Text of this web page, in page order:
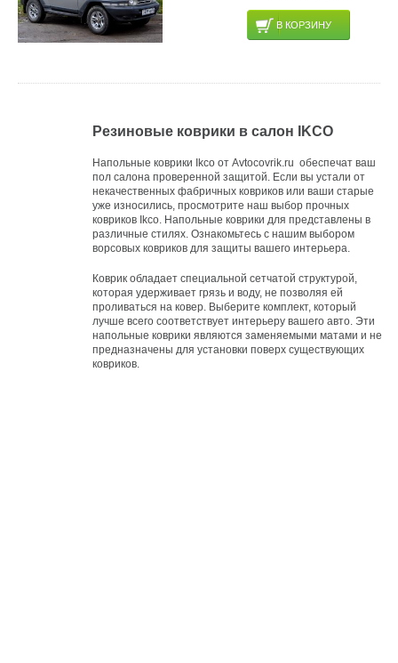
В КОРЗИНУ
Резиновые коврики в салон IKCO
Напольные коврики Ikco от Avtocovrik.ru обеспечат ваш
пол салона проверенной защитой. Если вы устали от
некачественных фабричных ковриков или ваши старые
уже износились, просмотрите наш выбор прочных
ковриков Ikco. Напольные коврики для представлены в
различные стилях. Ознакомьтесь с нашим выбором
ворсовых ковриков для защиты вашего интерьера.
Коврик обладает специальной сетчатой структурой,
которая удерживает грязь и воду, не позволяя ей
проливаться на ковер. Выберите комплект, который
лучше всего соответствует интерьеру вашего авто. Эти
напольные коврики являются заменяемыми матами и не
предназначены для установки поверх существующих
ковриков.